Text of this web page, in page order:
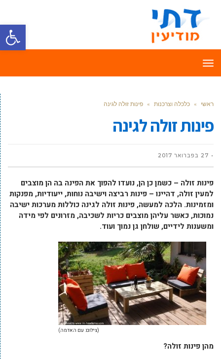
פתח
תפריט
ראשי » כלכלה וצרכנות » פינות זולה לגינה
פינות זולה לגינה
27 בפברואר 2017
פינות זולה – כשמן כן הן, נועדו להפוך את הפינה בה הן מוצבים
למעין זולה, דהיינו – פינות רביצה וישיבה נוחות, ייעודיות, מפנקות
ומזמינות. הלכה למעשה, פינות זולה לגינה כוללות מערכות ישיבה
נמוכות, כאשר עליהן מוצבים כריות לשכיבה, מזרונים לפי מידה
ומשענות לידיים, שולחן גן נמוך ועוד.
(צילום: עם האדמה)
מהן פינות זולה?